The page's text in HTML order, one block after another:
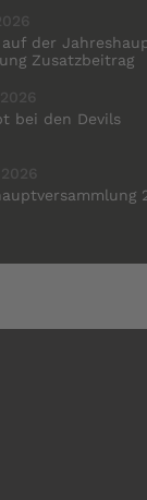
auf der
Zusatzbeitrag
bei den Devils